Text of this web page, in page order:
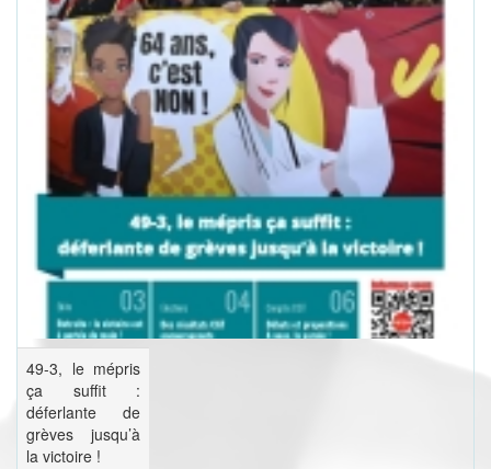
49-3, le mépris
ça suffit :
déferlante de
grèves jusqu’à
la victoire !